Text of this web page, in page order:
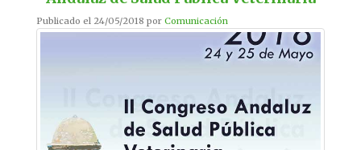
Publicado el 24/05/2018 por Comunicación